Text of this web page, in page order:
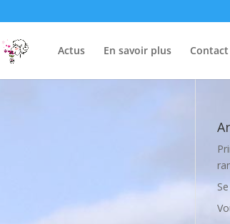
Actus En savoir plus Contact